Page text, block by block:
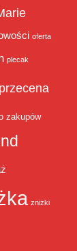
oferta
plecak
przecena
zakupów
zniżki